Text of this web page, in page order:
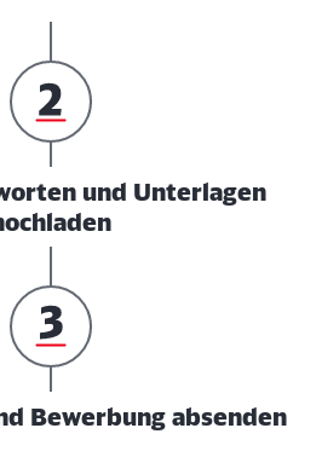
und Unterlagen
Bewerbung absenden